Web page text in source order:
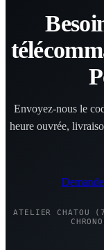
Envoyez-nous le
heure ouvrée,
ATELIER CHATOU